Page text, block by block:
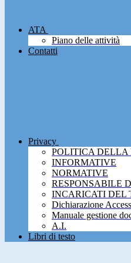
ATA
Piano delle attività
Contatti
Privacy
POLITICA DELLA
INFORMATIVE
NORMATIVE
RESPONSABILE
INCARICATI DEL
Dichiarazione
Manuale gestione
A.I.
Libri di testo